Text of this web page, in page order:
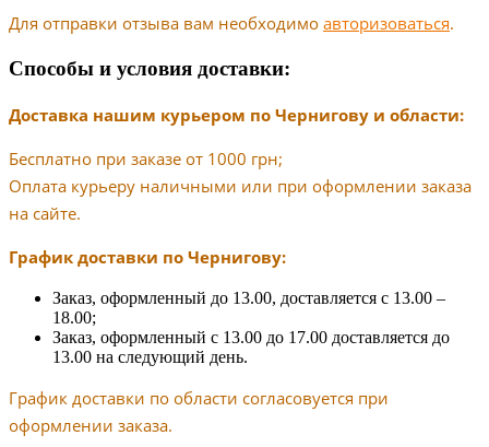
Для отправки отзыва вам необходимо авторизоваться.
Способы и условия доставки:
Доставка нашим курьером по Чернигову и области:
Бесплатно при заказе от 1000 грн;
Оплата курьеру наличными или при оформлении заказа
на сайте.
График доставки по Чернигову:
Заказ, оформленный до 13.00, доставляется с 13.00 –
18.00;
Заказ, оформленный с 13.00 до 17.00 доставляется до
13.00 на следующий день.
График доставки по области согласовуется при
оформлении заказа.